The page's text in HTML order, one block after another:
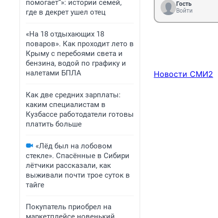
помогает“»: истории семей,
где в декрет ушел отец
«На 18 отдыхающих 18
поваров». Как проходит лето в
Крыму с перебоями света и
бензина, водой по графику и
налетами БПЛА
Как две средних зарплаты:
каким специалистам в
Кузбассе работодатели готовы
платить больше
«Лёд был на лобовом
стекле». Спасённые в Сибири
лётчики рассказали, как
выживали почти трое суток в
тайге
Покупатель приобрел на
Гость
Войти
Новости СМИ2